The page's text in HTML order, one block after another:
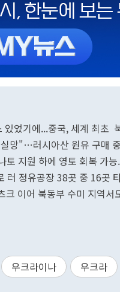
있었기에...중국, 세계 최초
망"…러시아산 원유 구매
토 지원 하에 영토 회복 가
러 정유공장 38곳 중 16곳
크 이어 북동부 수미 지역
우크라이나 우크라